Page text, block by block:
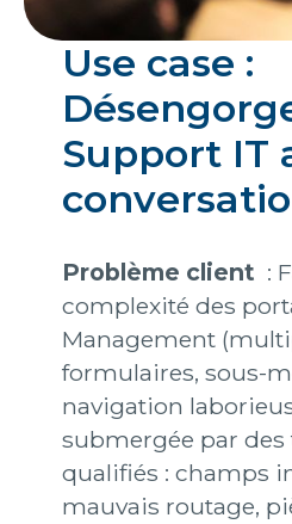
Use case :
Support IT
Problème client :
complexité des
Management
formulaires, sous-
navigation
submergée par
qualifiés : champs
mauvais routage,